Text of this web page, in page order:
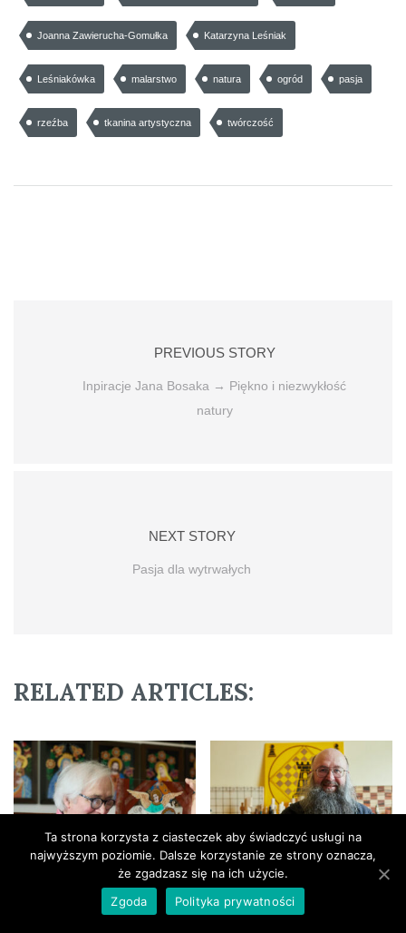
Joanna Zawierucha-Gomułka Katarzyna Leśniak
Leśniakówka malarstwo natura ogród pasja
rzeźba tkanina artystyczna twórczość
PREVIOUS STORY
Inpiracje Jana Bosaka → Piękno i niezwykłość
natury
NEXT STORY
Pasja dla wytrwałych
RELATED ARTICLES:
Na styku tradycji i
współczesności
Rzeźbiarski szach-mat
Ta strona korzysta z ciasteczek aby świadczyć usługi na
najwyższym poziomie. Dalsze korzystanie ze strony oznacza,
że zgadzasz się na ich użycie.
Zgoda
Polityka prywatności